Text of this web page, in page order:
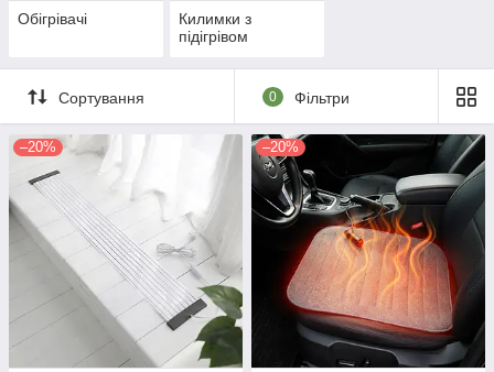
Обігрівачі
Килимки з
підігрівом
Сортування 0 Фільтри
–20% –20%